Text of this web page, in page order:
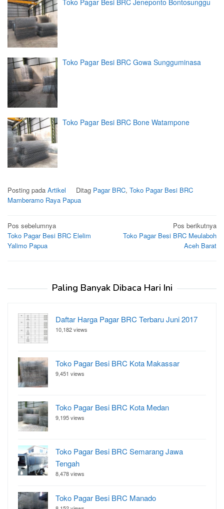
Toko Pagar Besi BRC Jeneponto Bontosunggu
Toko Pagar Besi BRC Gowa Sungguminasa
Toko Pagar Besi BRC Bone Watampone
Posting pada Artikel Ditag Pagar BRC, Toko Pagar Besi BRC
Mamberamo Raya Papua
Navigasi
pos
Pos sebelumnya
Toko Pagar Besi BRC Elelim
Yalimo Papua
Pos berikutnya
Toko Pagar Besi BRC Meulaboh
Aceh Barat
Paling Banyak Dibaca Hari Ini
Daftar Harga Pagar BRC Terbaru Juni 2017
10,182 views
Toko Pagar Besi BRC Kota Makassar
9,451 views
Toko Pagar Besi BRC Kota Medan
9,195 views
Toko Pagar Besi BRC Semarang Jawa
Tengah
8,478 views
Toko Pagar Besi BRC Manado